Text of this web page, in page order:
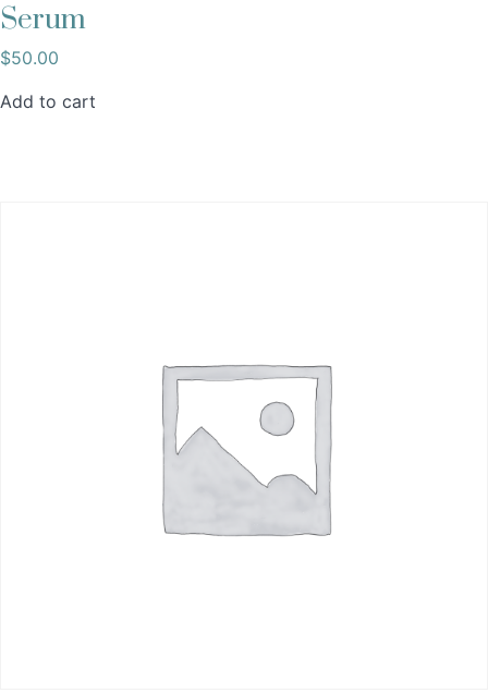
Serum
$50.00
Add to cart